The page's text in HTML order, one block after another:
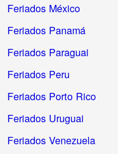
Feriados México
Feriados Panamá
Feriados Paraguai
Feriados Peru
Feriados Porto Rico
Feriados Uruguai
Feriados Venezuela